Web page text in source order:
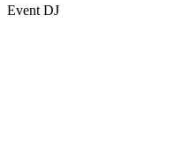
Event DJ